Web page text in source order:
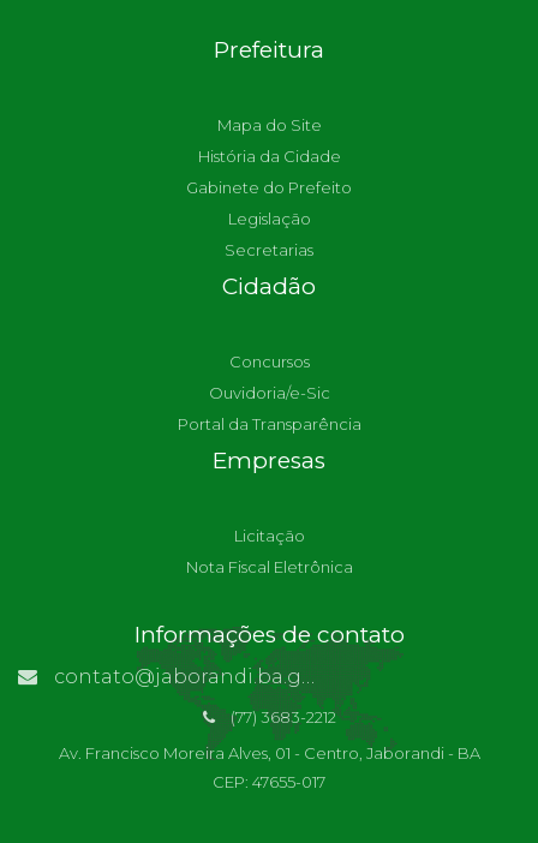
Prefeitura
Mapa do Site
História da Cidade
Gabinete do Prefeito
Legislação
Secretarias
Cidadão
Concursos
Ouvidoria/e-Sic
Portal da Transparência
Empresas
Licitação
Nota Fiscal Eletrônica
Informações de contato
contato@jaborandi.ba.gov.br | Funcionário Responsável: Ronaldo Da Paz Dourado
(77) 3683-2212
Av. Francisco Moreira Alves, 01 - Centro, Jaborandi - BA
CEP: 47655-017